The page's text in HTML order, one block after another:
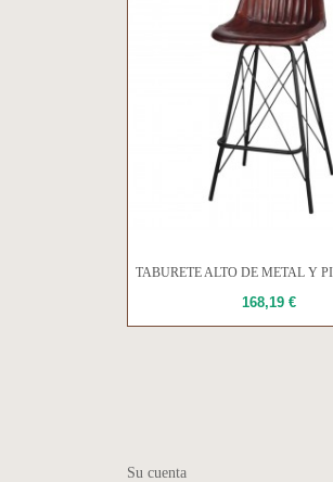
TABURETE ALTO DE METAL Y
168,19 €
Su cuenta